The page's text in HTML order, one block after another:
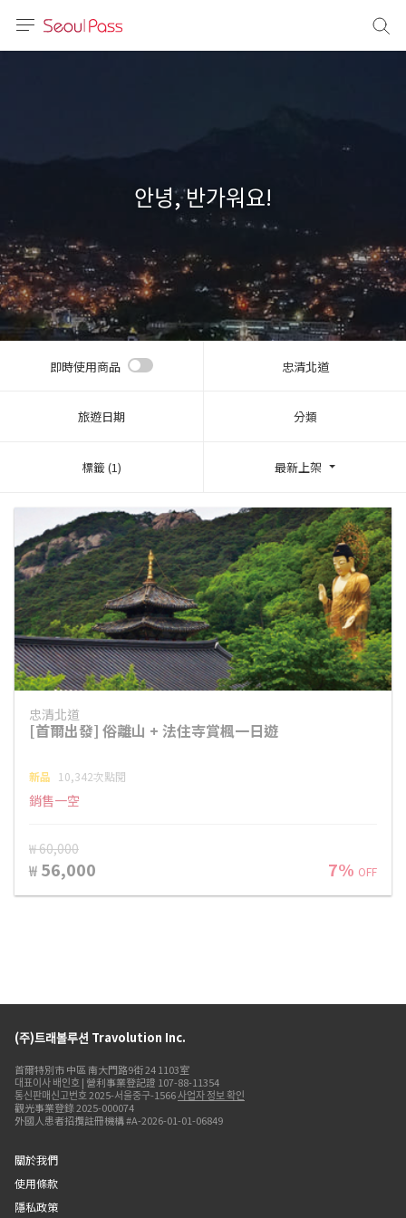
文 (台灣)
안녕, 반가워요!
即時使用商品 忠清北道
旅遊日期 分類
標籤 (1) 最新上架
忠清北道
[首爾出發] 俗離山 + 法住寺賞楓一日遊
新品 10,342次點閱
銷售一空
₩ 60,000
₩ 56,000 7% OFF
(주)트래볼루션 Travolution Inc.
首爾特別市 中區 南大門路9街 24 1103室
대표이사 배인호 | 營利事業登記證 107-88-11354
통신판매신고번호 2025-서울중구-1566사업자 정보 확인
觀光事業登錄 2025-000074
外國人患者招攬註冊機構 #A-2026-01-01-06849
關於我們
使用條款
隱私政策